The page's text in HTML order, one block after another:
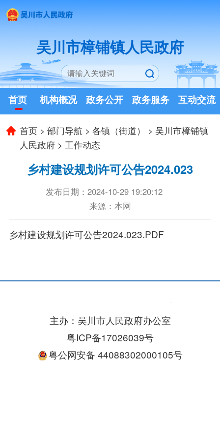
吴川市樟铺镇人民政府
首页 机构概况 政务公开 政务服务 互动交流
首页 >部门导航 >各镇（街道） > 吴川市樟铺镇
人民政府 > 工作动态
乡村建设规划许可公告2024.023
发布日期：2024-10-29 19:20:12
来源：本网
乡村建设规划许可公告2024.023.PDF
主办：吴川市人民政府办公室
粤ICP备17026039号
粤公网安备 44088302000105号